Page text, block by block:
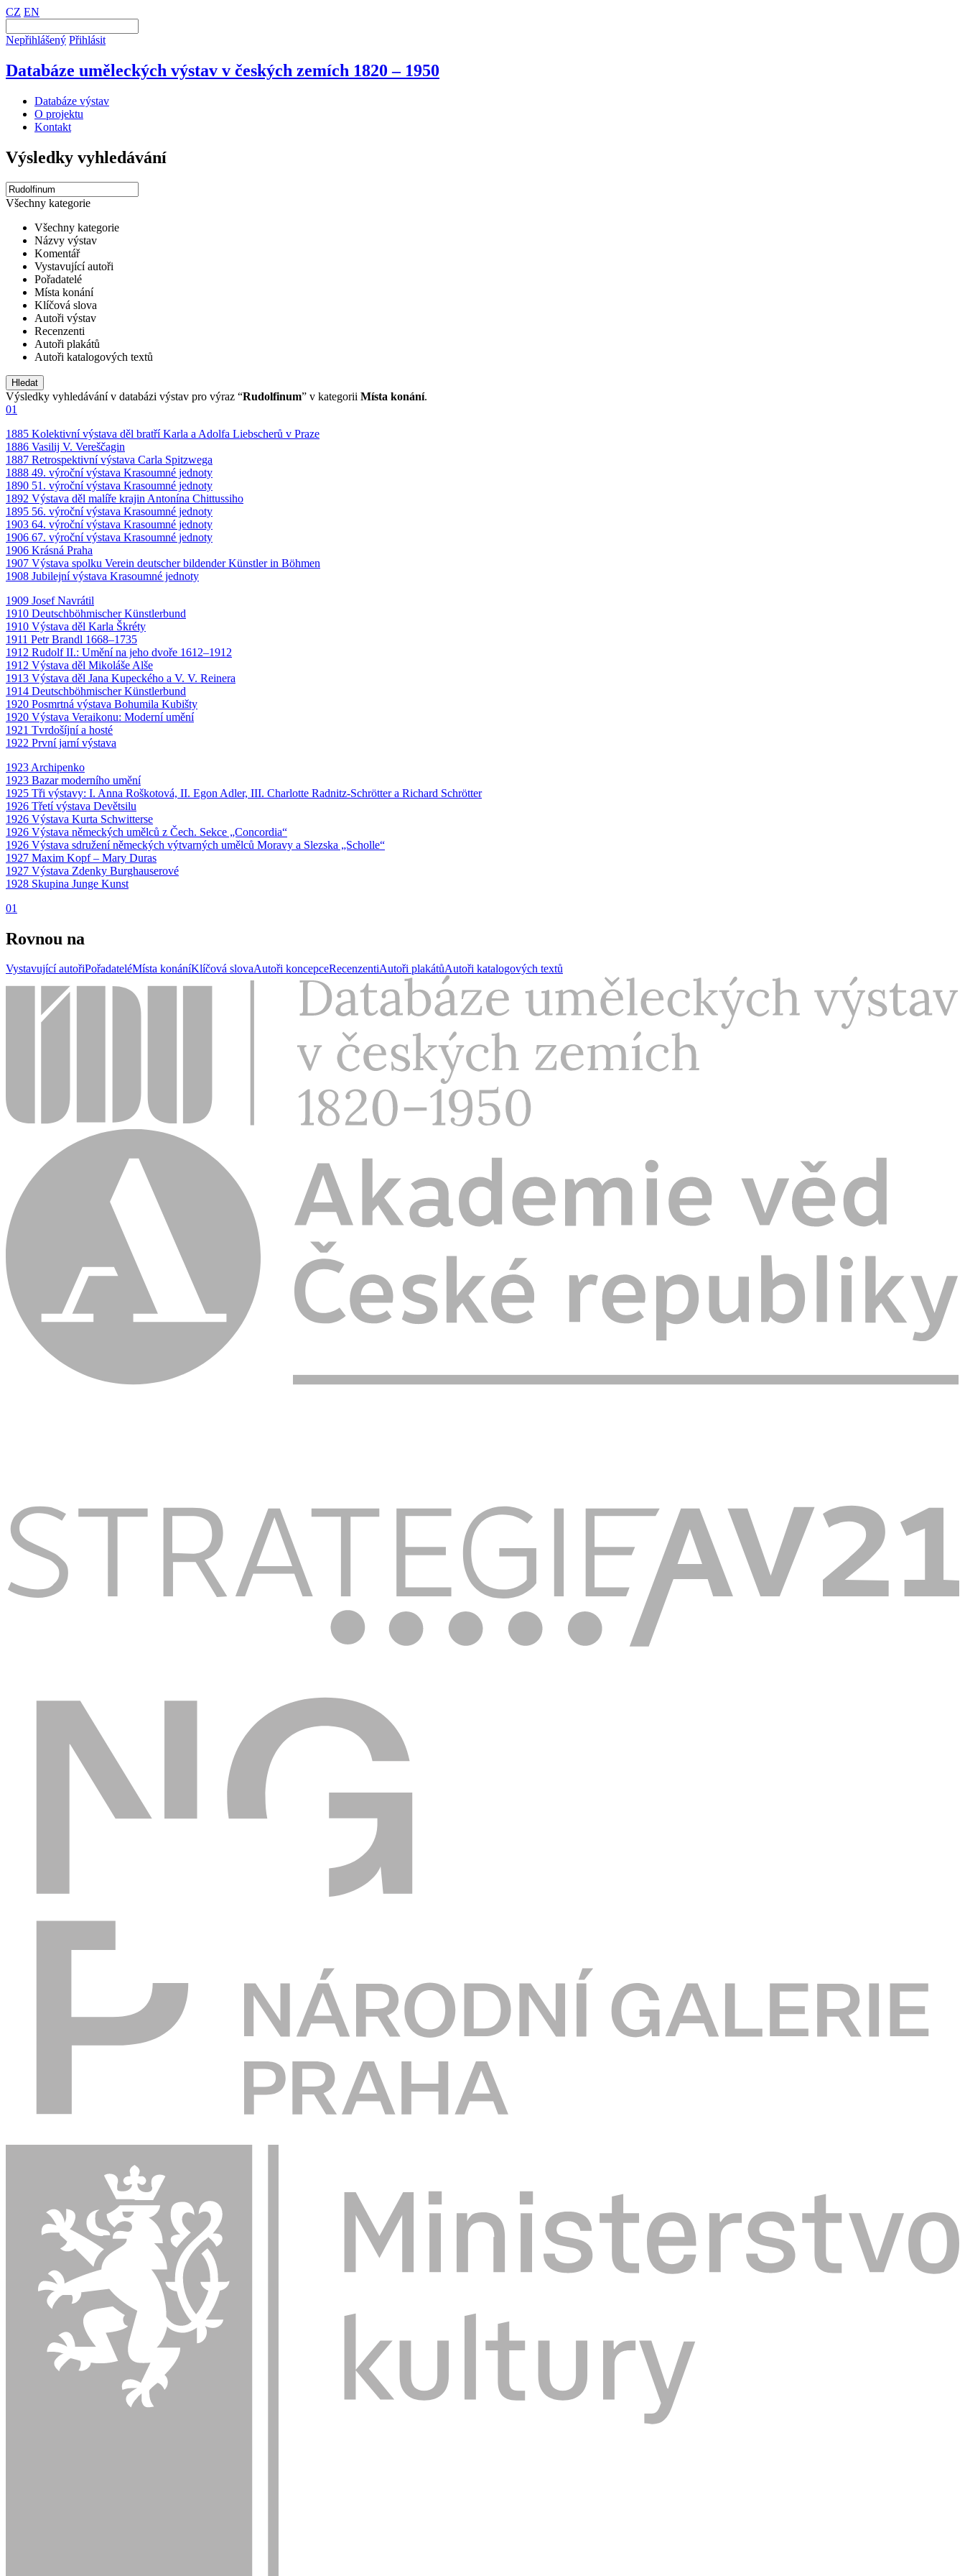
CZ EN
Nepřihlášený Přihlásit
Databáze uměleckých výstav v českých zemích 1820 – 1950
Databáze výstav
O projektu
Kontakt
Výsledky vyhledávání
Všechny kategorie
Všechny kategorie
Názvy výstav
Komentář
Vystavující autoři
Pořadatelé
Místa konání
Klíčová slova
Autoři výstav
Recenzenti
Autoři plakátů
Autoři katalogových textů
Výsledky vyhledávání v databázi výstav pro výraz “Rudolfinum” v kategorii Místa konání.
01
1885 Kolektivní výstava děl bratří Karla a Adolfa Liebscherů v Praze
1886 Vasilij V. Vereščagin
1887 Retrospektivní výstava Carla Spitzwega
1888 49. výroční výstava Krasoumné jednoty
1890 51. výroční výstava Krasoumné jednoty
1892 Výstava děl malíře krajin Antonína Chittussiho
1895 56. výroční výstava Krasoumné jednoty
1903 64. výroční výstava Krasoumné jednoty
1906 67. výroční výstava Krasoumné jednoty
1906 Krásná Praha
1907 Výstava spolku Verein deutscher bildender Künstler in Böhmen
1908 Jubilejní výstava Krasoumné jednoty
1909 Josef Navrátil
1910 Deutschböhmischer Künstlerbund
1910 Výstava děl Karla Škréty
1911 Petr Brandl 1668–1735
1912 Rudolf II.: Umění na jeho dvoře 1612–1912
1912 Výstava děl Mikoláše Alše
1913 Výstava děl Jana Kupeckého a V. V. Reinera
1914 Deutschböhmischer Künstlerbund
1920 Posmrtná výstava Bohumila Kubišty
1920 Výstava Veraikonu: Moderní umění
1921 Tvrdošíjní a hosté
1922 První jarní výstava
1923 Archipenko
1923 Bazar moderního umění
1925 Tři výstavy: I. Anna Roškotová, II. Egon Adler, III. Charlotte Radnitz-Schrötter a Richard Schrötter
1926 Třetí výstava Devětsilu
1926 Výstava Kurta Schwitterse
1926 Výstava německých umělců z Čech. Sekce „Concordia“
1926 Výstava sdružení německých výtvarných umělců Moravy a Slezska „Scholle“
1927 Maxim Kopf – Mary Duras
1927 Výstava Zdenky Burghauserové
1928 Skupina Junge Kunst
01
Rovnou na
Vystavující autořiPořadateléMísta konáníKlíčová slovaAutoři koncepceRecenzentiAutoři plakátůAutoři katalogových textů